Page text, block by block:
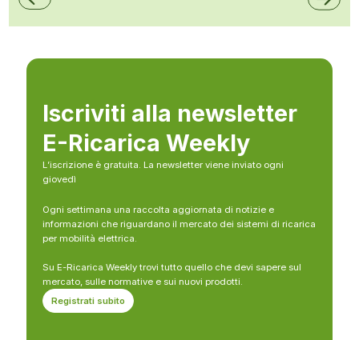
Iscriviti alla newsletter
E-Ricarica Weekly
L’iscrizione è gratuita. La newsletter viene inviato ogni
giovedì
Ogni settimana una raccolta aggiornata di notizie e
informazioni che riguardano il mercato dei sistemi di ricarica
per mobilità elettrica.
Su E-Ricarica Weekly trovi tutto quello che devi sapere sul
mercato, sulle normative e sui nuovi prodotti.
Registrati subito